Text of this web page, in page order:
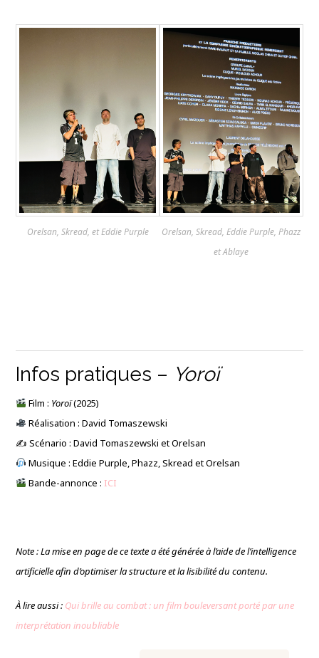
Orelsan, Skread, et Eddie Purple
Orelsan, Skread, Eddie Purple, Phazz
et Ablaye
Infos pratiques – Yoroï
Film : Yoroï(2025)
Réalisation : David Tomaszewski
✍️ Scénario : David Tomaszewski et Orelsan
Musique : Eddie Purple, Phazz, Skread et Orelsan
Bande-annonce : ICI
Note : La mise en page de ce texte a été générée à l’aide de l’intelligence
artificielle afin d’optimiser la structure et la lisibilité du contenu.
À lire aussi : Qui brille au combat : un film bouleversant porté par une
interprétation inoubliable